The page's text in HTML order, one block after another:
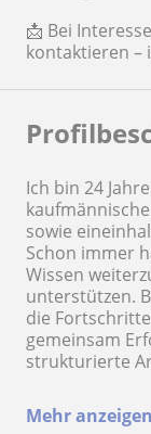
📩 Bei
kontaktieren –
Ich bin 24
sowie
Schon immer
Wissen
unterstützen.
die
gemeinsam
strukturierte
Mehr anzeigen